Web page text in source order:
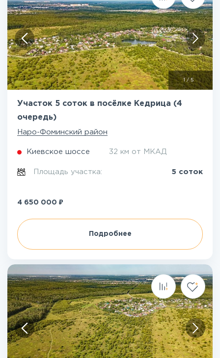
1 / 5
Участок 5 соток в посёлке Кедрица (4
очередь)
Наро-Фоминский район
Киевское шоссе 32 км от МКАД
Площадь участка: 5 соток
4 650 000 ₽
Подробнее